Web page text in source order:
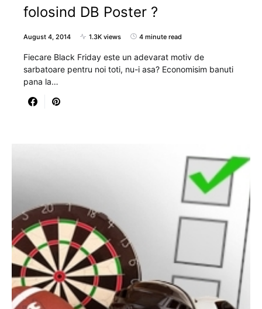
folosind DB Poster ?
August 4, 2014 1.3K views 4 minute read
Fiecare Black Friday este un adevarat motiv de
sarbatoare pentru noi toti, nu-i asa? Economisim banuti
pana la…